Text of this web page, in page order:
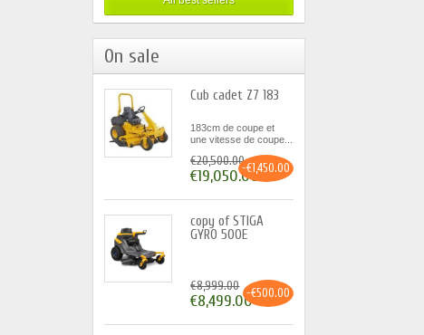
On sale
Cub cadet Z7 183
183cm de coupe et
une vitesse de coupe...
€20,500.00-€1,450.00
€19,050.00
copy of STIGA
GYRO 500E
€8,999.00 -€500.00
€8,499.00